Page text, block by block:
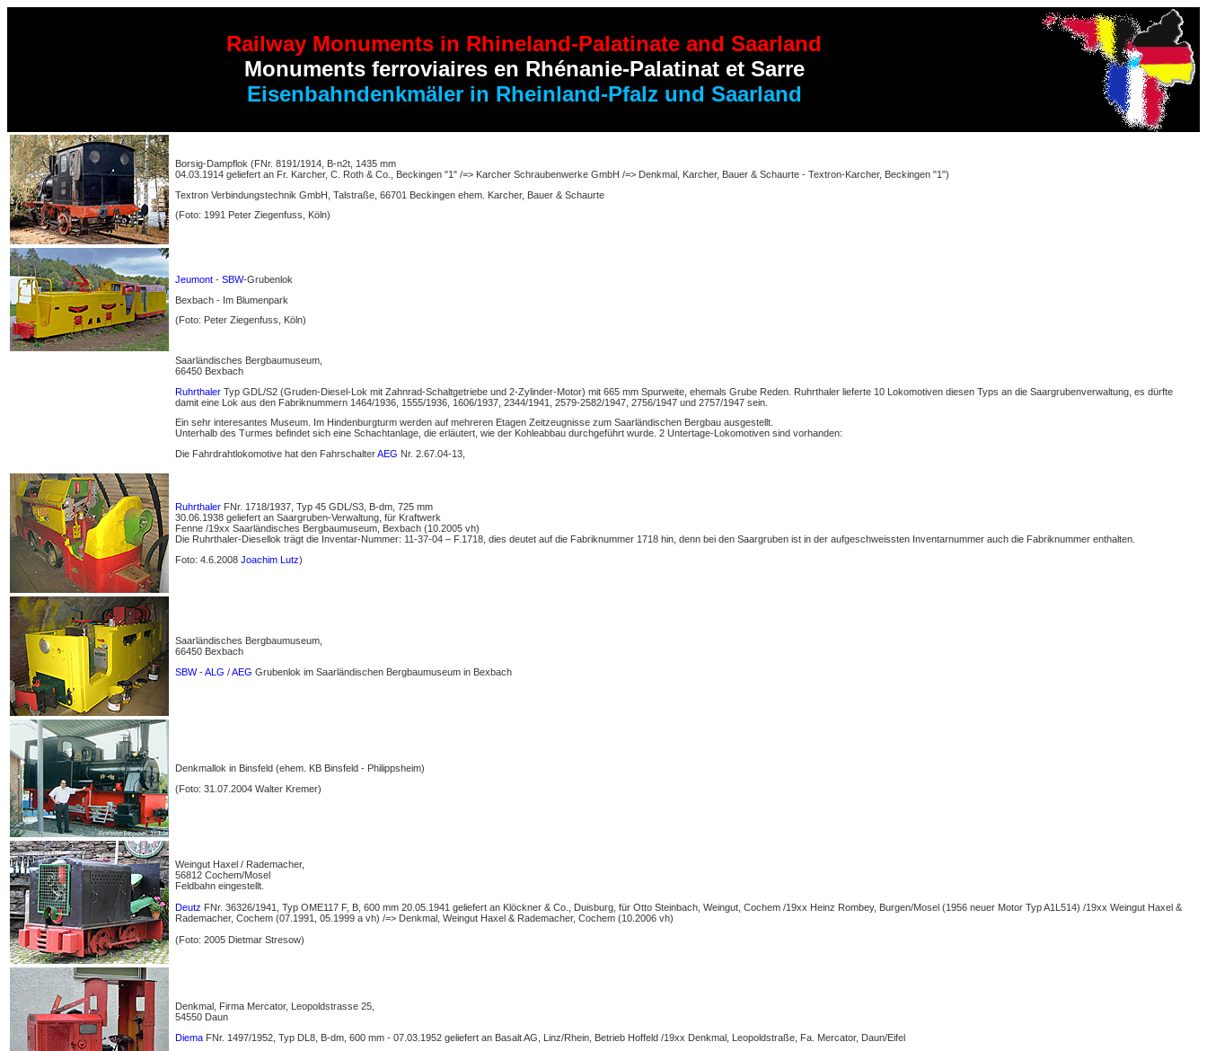
Railway Monuments in Rhineland-Palatinate and Saarland
Monuments ferroviaires en Rhénanie-Palatinat et Sarre
Eisenbahndenkmälerin Rheinland-Pfalz und Saarland
Borsig-Dampflok (FNr. 8191/1914, B-n2t, 1435 mm
04.03.1914 geliefert an Fr. Karcher, C. Roth & Co., Beckingen "1" /=> Karcher Schraubenwerke GmbH /=> Denkmal, Karcher, Bauer & Schaurte - Textron-Karcher, Beckingen "1")
Textron Verbindungstechnik GmbH, Talstraße, 66701 Beckingen ehem. Karcher, Bauer & Schaurte
(Foto: 1991 Peter Ziegenfuss, Köln)
Jeumont - SBW-Grubenlok
Bexbach - Im Blumenpark
(Foto: Peter Ziegenfuss, Köln)
Saarländisches Bergbaumuseum,
66450 Bexbach
Ruhrthaler Typ GDL/S2 (Gruden-Diesel-Lok mit Zahnrad-Schaltgetriebe und 2-Zylinder-Motor) mit 665 mm Spurweite, ehemals Grube Reden. Ruhrthaler lieferte 10 Lokomotiven diesen Typs an die Saargrubenverwaltung, es dürfte
damit eine Lok aus den Fabriknummern 1464/1936, 1555/1936, 1606/1937, 2344/1941, 2579-2582/1947, 2756/1947 und 2757/1947 sein.
Ein sehr interesantes Museum. Im Hindenburgturm werden auf mehreren Etagen Zeitzeugnisse zum Saarländischen Bergbau ausgestellt.
Unterhalb des Turmes befindet sich eine Schachtanlage, die erläutert, wie der Kohleabbau durchgeführt wurde. 2 Untertage-Lokomotiven sind vorhanden:
Die Fahrdrahtlokomotive hat den FahrschalterAEG Nr. 2.67.04-13,
Ruhrthaler FNr. 1718/1937, Typ 45 GDL/S3, B-dm, 725 mm
30.06.1938 geliefert an Saargruben-Verwaltung, für Kraftwerk
Fenne /19xx Saarländisches Bergbaumuseum, Bexbach (10.2005 vh)
Die Ruhrthaler-Diesellok trägt die Inventar-Nummer: 11-37-04 – F.1718, dies deutet auf die Fabriknummer 1718 hin, denn bei den Saargruben ist in der aufgeschweissten Inventarnummer auch die Fabriknummer enthalten.
Foto: 4.6.2008 Joachim Lutz)
Saarländisches Bergbaumuseum,
66450 Bexbach
SBW-ALG /AEG Grubenlok im Saarländischen Bergbaumuseum in Bexbach
Denkmallok in Binsfeld (ehem. KB Binsfeld - Philippsheim)
(Foto: 31.07.2004 Walter Kremer)
Weingut Haxel / Rademacher,
56812 Cochem/Mosel
Feldbahn eingestellt.
Deutz FNr. 36326/1941, Typ OME117 F, B, 600 mm 20.05.1941 geliefert an Klöckner & Co., Duisburg, für Otto Steinbach, Weingut, Cochem /19xx Heinz Rombey, Burgen/Mosel (1956 neuer Motor Typ A1L514) /19xx Weingut Haxel &
Rademacher, Cochem (07.1991, 05.1999 a vh) /=> Denkmal, Weingut Haxel & Rademacher, Cochem (10.2006 vh)
(Foto: 2005 Dietmar Stresow)
Denkmal, Firma Mercator, Leopoldstrasse 25,
54550 Daun
Diema FNr. 1497/1952, Typ DL8, B-dm, 600 mm - 07.03.1952 geliefert an Basalt AG, Linz/Rhein, Betrieb Hoffeld /19xx Denkmal, Leopoldstraße, Fa. Mercator, Daun/Eifel